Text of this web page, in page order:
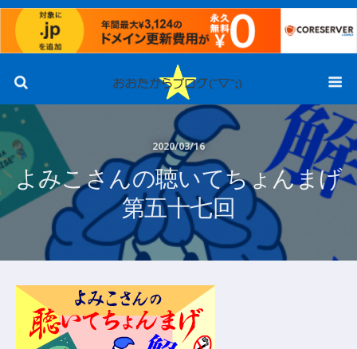
2020/03/16
よみこさんの聴いてちょんまげ
第五十七回